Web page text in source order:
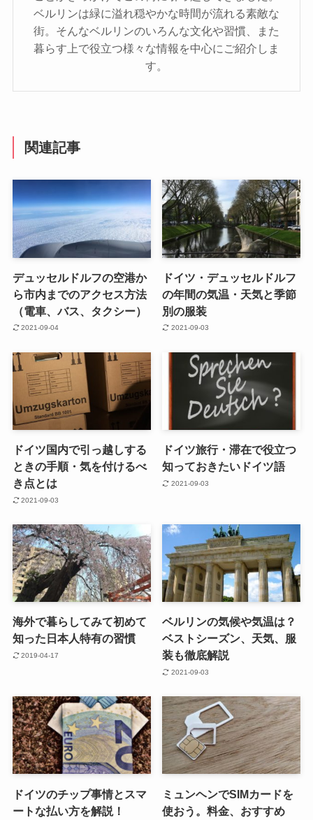
ベルリンは緑に溢れ穏やかな時間が流れる素敵な
街。そんなベルリンのいろんな文化や習慣、また
暮らす上で役立つ様々な情報を中心にご紹介しま
す。
関連記事
デュッセルドルフの空港か
ら市内までのアクセス方法
（電車、バス、タクシー）
2021-09-04
ドイツ・デュッセルドルフ
の年間の気温・天気と季節
別の服装
2021-09-03
ドイツ国内で引っ越しする
ときの手順・気を付けるべ
き点とは
2021-09-03
ドイツ旅行・滞在で役立つ
知っておきたいドイツ語
2021-09-03
海外で暮らしてみて初めて
知った日本人特有の習慣
2019-04-17
ベルリンの気候や気温は？
ベストシーズン、天気、服
装も徹底解説
2021-09-03
ドイツのチップ事情とスマ
ートな払い方を解説！
ミュンヘンでSIMカードを
使おう。料金、おすすめ